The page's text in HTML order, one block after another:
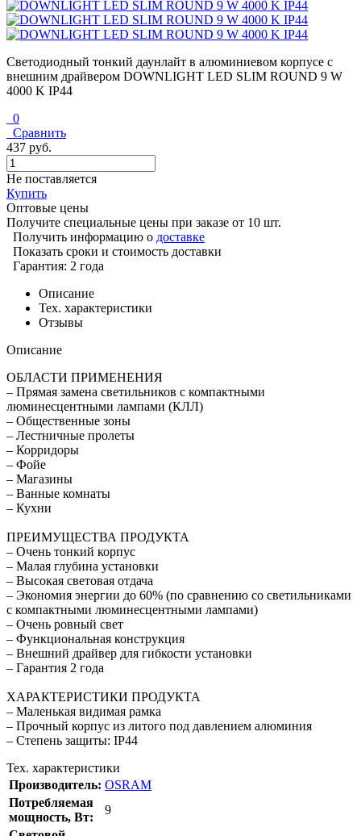
Светодиодный тонкий даунлайт в алюминиевом корпусе с
внешним драйвером DOWNLIGHT LED SLIM ROUND 9 W
4000 K IP44
0
Сравнить
437 руб.
Не поставляется
Купить
Оптовые цены
Получите специальные цены при заказе от 10 шт.
Получить информацию о доставке
Показать сроки и стоимость доставки
Гарантия: 2 года
Описание
Тех. характеристики
Отзывы
Описание
ОБЛАСТИ ПРИМЕНЕНИЯ
– Прямая замена светильников с компактными
люминесцентными лампами (КЛЛ)
– Общественные зоны
– Лестничные пролеты
– Корридоры
– Фойе
– Магазины
– Ванные комнаты
– Кухни
ПРЕИМУЩЕСТВА ПРОДУКТА
– Очень тонкий корпус
– Малая глубина установки
– Высокая световая отдача
– Экономия энергии до 60% (по сравнению со светильниками
с компактными люминесцентными лампами)
– Очень ровный свет
– Функциональная конструкция
– Внешний драйвер для гибкости установки
– Гарантия 2 года
ХАРАКТЕРИСТИКИ ПРОДУКТА
– Маленькая видимая рамка
– Прочный корпус из литого под давлением алюминия
– Степень защиты: IP44
Тех. характеристики
Производитель: OSRAM
Потребляемая
мощность, Вт:
9